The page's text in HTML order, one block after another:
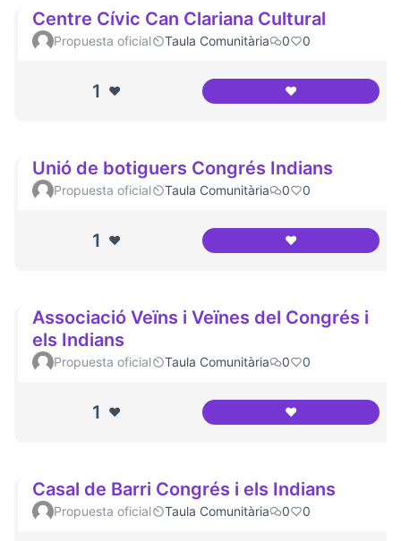
Centre Cívic Can Clariana Cultural
Propuesta oficial Taula Comunitària 0 0
1 ❤️ ❤️Centre Cívic Can
Unió de botiguers Congrés Indians
Propuesta oficial Taula Comunitària 0 0
1 ❤️ ❤️Unió de
Associació Veïns i Veïnes del Congrés i
els Indians
Propuesta oficial Taula Comunitària 0 0
1 ❤️ ❤️Associació Veïns
Casal de Barri Congrés i els Indians
Propuesta oficial Taula Comunitària 0 0